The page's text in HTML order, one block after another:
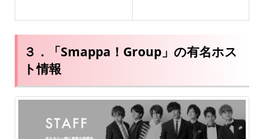
３．「Smappa！Group」の有名ホス
ト情報